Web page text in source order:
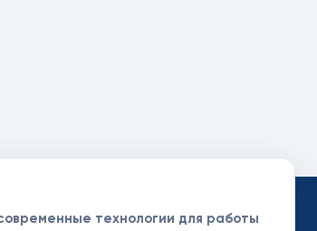
технологии для работы